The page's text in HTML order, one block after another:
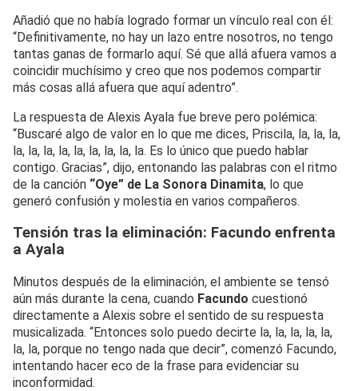
Añadió que no había logrado formar un vínculo real con él:
“Definitivamente, no hay un lazo entre nosotros, no tengo
tantas ganas de formarlo aquí. Sé que allá afuera vamos a
coincidir muchísimo y creo que nos podemos compartir
más cosas allá afuera que aquí adentro”.
La respuesta de Alexis Ayala fue breve pero polémica:
“Buscaré algo de valor en lo que me dices, Priscila, la, la, la,
la, la, la, la, la, la, la, la, la. Es lo único que puedo hablar
contigo. Gracias”, dijo, entonando las palabras con el ritmo
de la canción “Oye” de La Sonora Dinamita, lo que
generó confusión y molestia en varios compañeros.
Tensión tras la eliminación: Facundo enfrenta
a Ayala
Minutos después de la eliminación, el ambiente se tensó
aún más durante la cena, cuando Facundo cuestionó
directamente a Alexis sobre el sentido de su respuesta
musicalizada. “Entonces solo puedo decirte la, la, la, la, la,
la, la, porque no tengo nada que decir”, comenzó Facundo,
intentando hacer eco de la frase para evidenciar su
inconformidad.